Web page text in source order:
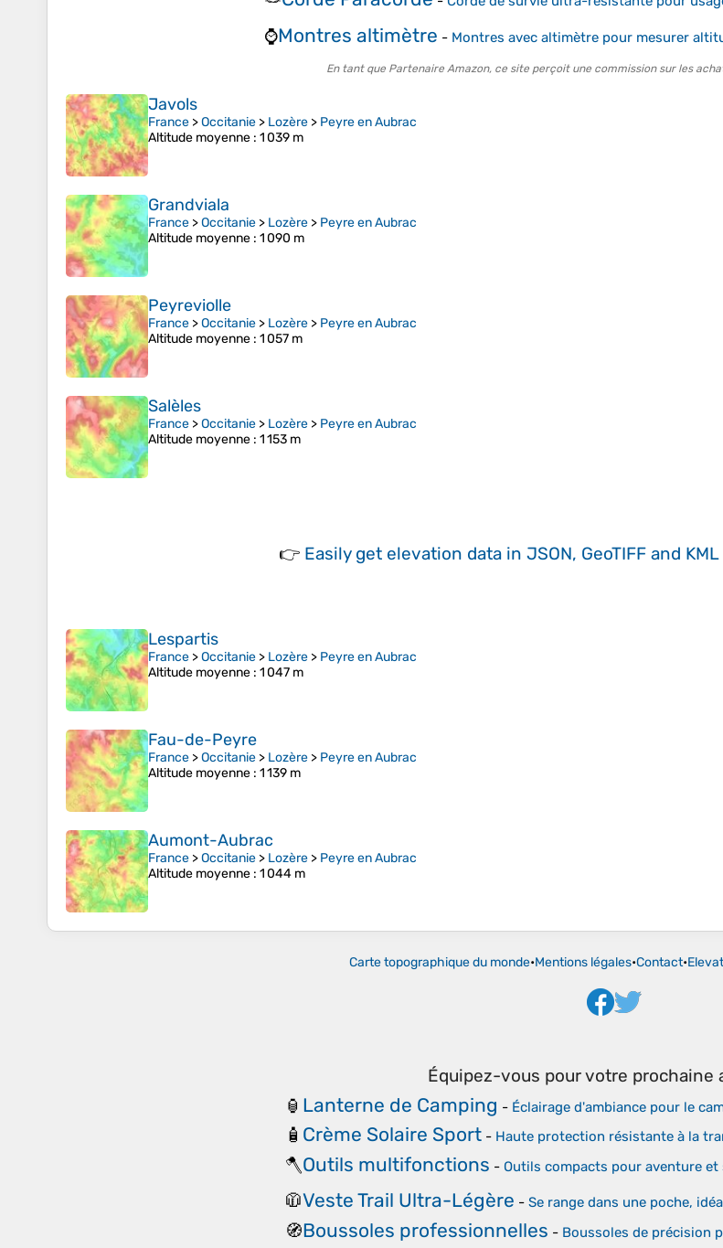
⌚Montres altimètre - Montres avec altimètre pour mesurer
En tant que Partenaire Amazon, ce site perçoit une commission sur les
Javols
France >Occitanie > Lozère > Peyre en Aubrac
Altitude moyenne : 1 039 m
Grandviala
France >Occitanie > Lozère > Peyre en Aubrac
Altitude moyenne : 1 090 m
Peyreviolle
France >Occitanie > Lozère > Peyre en Aubrac
Altitude moyenne : 1 057 m
Salèles
France >Occitanie > Lozère > Peyre en Aubrac
Altitude moyenne : 1 153 m
👉 Easily get elevation data in JSON, GeoTIFF and
Lespartis
France >Occitanie > Lozère > Peyre en Aubrac
Altitude moyenne : 1 047 m
Fau-de-Peyre
France >Occitanie > Lozère > Peyre en Aubrac
Altitude moyenne : 1 139 m
Aumont-Aubrac
France >Occitanie > Lozère > Peyre en Aubrac
Altitude moyenne : 1 044 m
Carte topographique du monde•Mentions légales•Contact•
Équipez-vous pour votre prochaine
🏮 Lanterne de Camping - Éclairage d'ambiance pour le
🧴 Crème Solaire Sport - Haute protection résistante à la
🪓Outils multifonctions - Outils compacts pour aventure et
🧥Veste Trail Ultra-Légère - Se range dans une poche,
🧭Boussoles professionnelles - Boussoles de précision